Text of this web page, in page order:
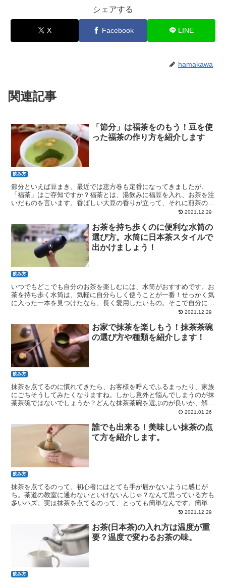
シェアする
X Facebook LINE
hamakawa
関連記事
飲み方
「節分」は福茶をのもう！豆を使
った福茶の作り方を紹介します
節分といえば豆まき。最近では恵方巻も定番になってきましたが、
「福茶」はご存知ですか？福茶とは、湯飲みに福豆を入れ、お茶を注
いだものを言います。香ばしい大豆の香りが立って、それに煎茶の上
品な香りが加わり、なんともふくよかな一杯です。福茶の作り方を紹
2021.12.29
飲み方
お茶を持ち歩くのに便利な水筒の
選び方。水筒に日本茶スタイルで
出かけましょう！
いつでもどこでも自分のお茶を楽しむには、水筒がおすすめです。お
茶を持ち歩く水筒は、気軽に自分らしく使うことが一番！せっかく気
に入った一本を見つけたなら、長く愛用したいもの。そこで自分にも
2021.12.29
飲み方
お家で抹茶を楽しもう！抹茶茶碗
の選び方や種類を紹介します！
抹茶を点てるのに慣れてきたら、お客様を呼んでふるまったり、家族
にごちそうしてみたくなりますね。しかし意外と悩んでしまうのが抹
茶茶碗ではないでしょうか？どんな抹茶茶碗を選ぶのが良いか、解説
2021.01.26
飲み方
誰でも出来る！美味しい抹茶の点
て方を紹介します。
抹茶を点てるのって、初心者にはとても手が届かないように感じが
ち。茶道の教室に通わないといけないんじゃ？なんて思っている方も
多いハズ。実は抹茶を点てるのって、とっても簡単なんです。簡単・
2021.12.29
飲み方
お茶(日本茶)の入れ方は温度が重
要？温度で変わるお茶の味。